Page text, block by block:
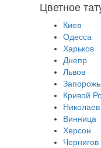
Цветное
Киев
Одесса
Харьков
Днепр
Львов
Кривой
Николаев
Винница
Херсон
Чернигов